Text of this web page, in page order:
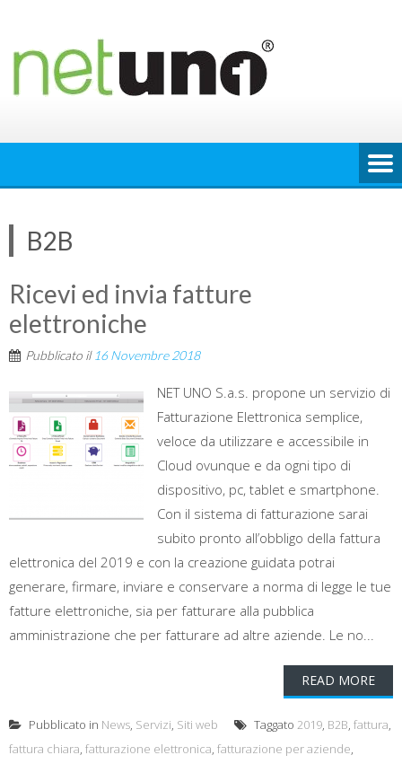
content
B2B
Ricevi ed invia fatture
elettroniche
Pubblicato il 16 Novembre 2018
NET UNO S.a.s. propone un servizio di
Fatturazione Elettronica semplice,
veloce da utilizzare e accessibile in
Cloud ovunque e da ogni tipo di
dispositivo, pc, tablet e smartphone.
Con il sistema di fatturazione sarai
subito pronto all’obbligo della fattura
elettronica del 2019 e con la creazione guidata potrai
generare, firmare, inviare e conservare a norma di legge le tue
fatture elettroniche, sia per fatturare alla pubblica
amministrazione che per fatturare ad altre aziende. Le no...
READ MORE
Pubblicato in News, Servizi, Siti web Taggato 2019, B2B, fattura,
fattura chiara, fatturazione elettronica, fatturazione per aziende,